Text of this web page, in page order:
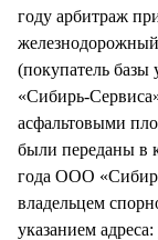
году арбитраж
(покупатель
«Сибирь-
асфальтовыми
были переданы в
года ООО
владельцем
указанием